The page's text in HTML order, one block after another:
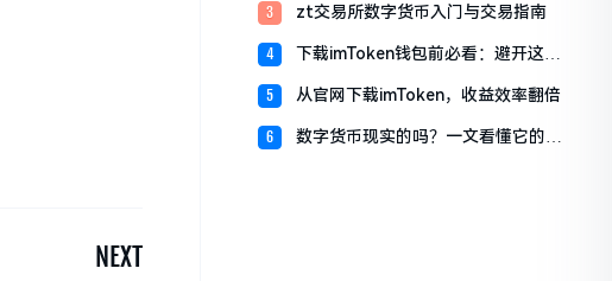
NEXT
3 zt交易所数字货币入门与交易指南
4
下载imToken钱包前必看：避开这三
5 从官网下载imToken，收益效率翻倍
6
数字货币现实的吗？一文看懂它的真